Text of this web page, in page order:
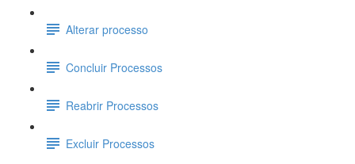
Alterar processo
Concluir Processos
Reabrir Processos
Excluir Processos